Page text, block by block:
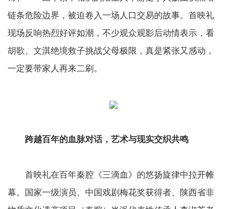
链条危险边界，被迫卷入一场人口交易的故事。首映礼
现场反响热烈好评如潮，不少观众观影后动情表示，看
胡歌、文淇绝境救子挑战父母极限，真是紧张又感动，
一定要带家人再来二刷。
跨越百年的血脉对话，艺术与现实交织共鸣
首映礼在百年秦腔《三滴血》的悠扬旋律中拉开帷
幕。国家一级演员、中国戏剧梅花奖获得者、陕西省非